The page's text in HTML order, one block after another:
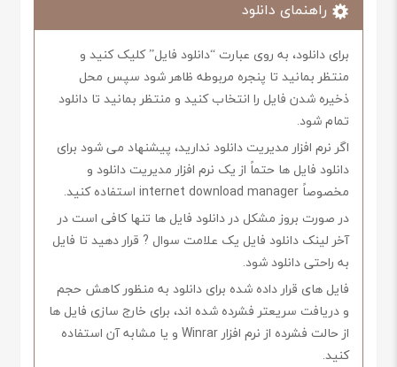
راهنمای دانلود
برای دانلود، به روی عبارت “دانلود فایل” کلیک کنید و
منتظر بمانید تا پنجره مربوطه ظاهر شود سپس محل
ذخیره شدن فایل را انتخاب کنید و منتظر بمانید تا دانلود
تمام شود.
اگر نرم افزار مدیریت دانلود ندارید، پیشنهاد می شود برای
دانلود فایل ها حتماً از یک نرم افزار مدیریت دانلود و
مخصوصاً internet download manager استفاده کنید.
در صورت بروز مشکل در دانلود فایل ها تنها کافی است در
آخر لینک دانلود فایل یک علامت سوال ? قرار دهید تا فایل
به راحتی دانلود شود.
فایل های قرار داده شده برای دانلود به منظور کاهش حجم
و دریافت سریعتر فشرده شده اند، برای خارج سازی فایل ها
از حالت فشرده از نرم افزار Winrar و یا مشابه آن استفاده
کنید.